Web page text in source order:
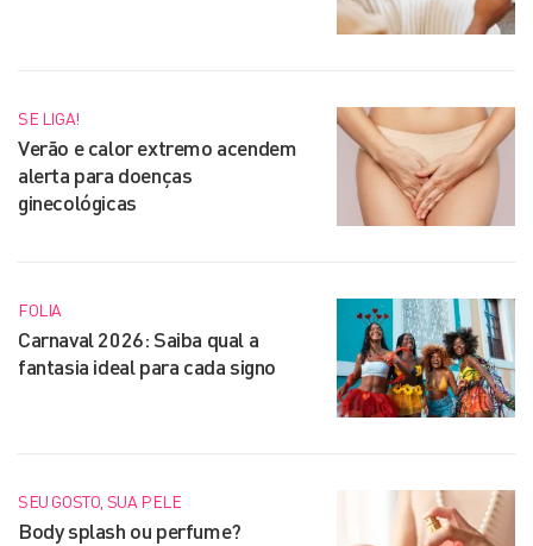
SE LIGA!
Verão e calor extremo acendem
alerta para doenças
ginecológicas
FOLIA
Carnaval 2026: Saiba qual a
fantasia ideal para cada signo
SEU GOSTO, SUA PELE
Body splash ou perfume?